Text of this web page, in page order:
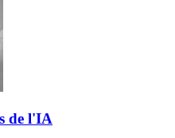
de l'IA